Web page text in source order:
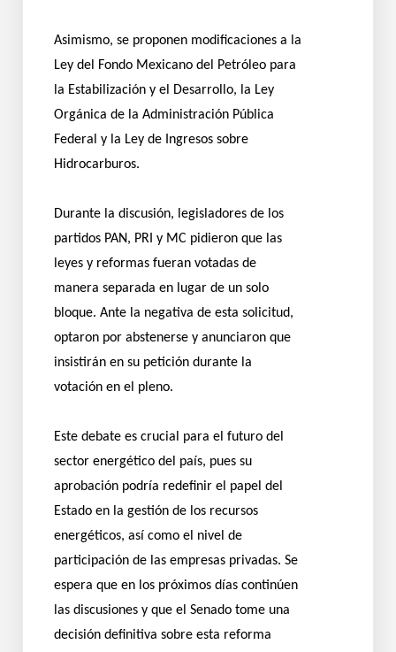
Asimismo, se proponen modificaciones a la
Ley del Fondo Mexicano del Petróleo para
la Estabilización y el Desarrollo, la Ley
Orgánica de la Administración Pública
Federal y la Ley de Ingresos sobre
Hidrocarburos.
Durante la discusión, legisladores de los
partidos PAN, PRI y MC pidieron que las
leyes y reformas fueran votadas de
manera separada en lugar de un solo
bloque. Ante la negativa de esta solicitud,
optaron por abstenerse y anunciaron que
insistirán en su petición durante la
votación en el pleno.
Este debate es crucial para el futuro del
sector energético del país, pues su
aprobación podría redefinir el papel del
Estado en la gestión de los recursos
energéticos, así como el nivel de
participación de las empresas privadas. Se
espera que en los próximos días continúen
las discusiones y que el Senado tome una
decisión definitiva sobre esta reforma